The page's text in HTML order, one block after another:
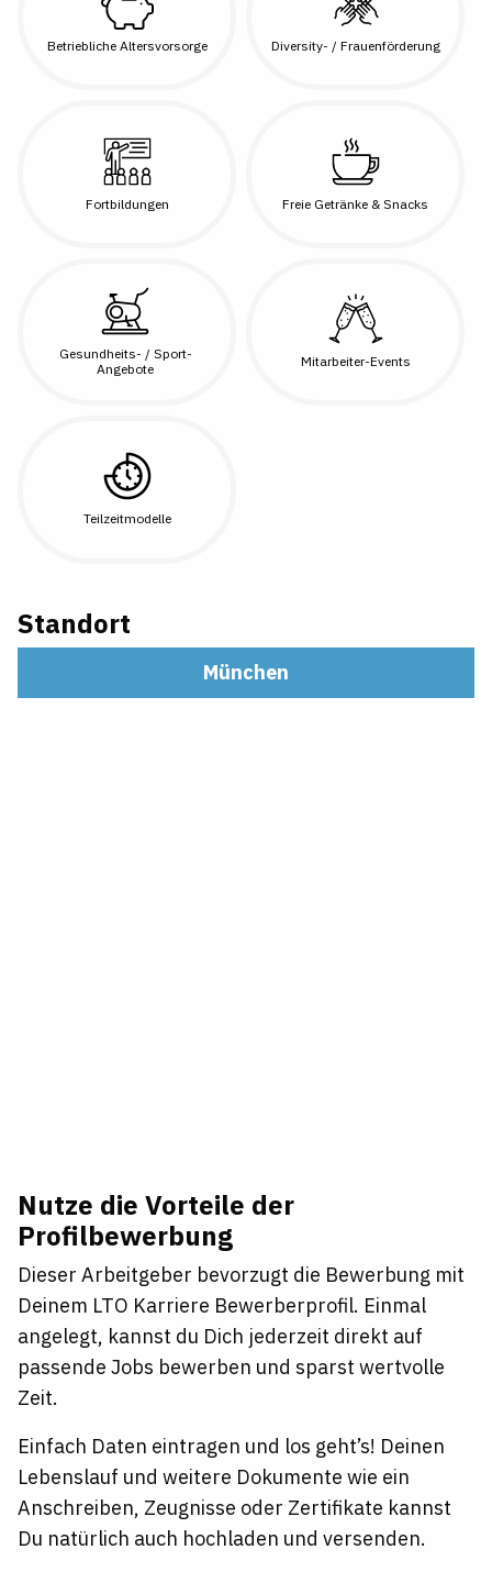
Betriebliche Altersvorsorge Diversity- / Frauenförderung
Fortbildungen Freie Getränke & Snacks
Gesundheits- / Sport-
Angebote
Mitarbeiter-Events
Teilzeitmodelle
Standort
München
Nutze die Vorteile der
Profilbewerbung
Dieser Arbeitgeber bevorzugt die Bewerbung mit
Deinem LTO Karriere Bewerberprofil. Einmal
angelegt, kannst du Dich jederzeit direkt auf
passende Jobs bewerben und sparst wertvolle
Zeit.
Einfach Daten eintragen und los geht’s! Deinen
Lebenslauf und weitere Dokumente wie ein
Anschreiben, Zeugnisse oder Zertifikate kannst
Du natürlich auch hochladen und versenden.